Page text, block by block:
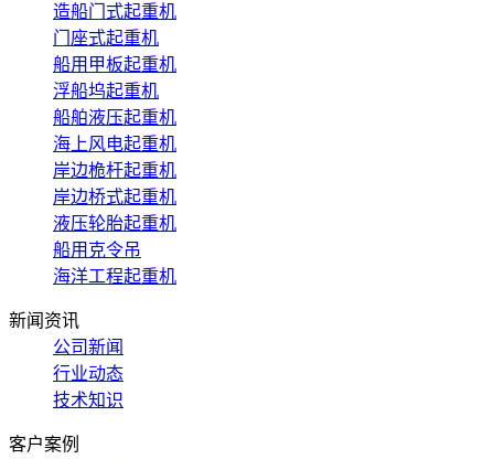
造船门式起重机
门座式起重机
船用甲板起重机
浮船坞起重机
船舶液压起重机
海上风电起重机
岸边桅杆起重机
岸边桥式起重机
液压轮胎起重机
船用克令吊
海洋工程起重机
新闻资讯
公司新闻
行业动态
技术知识
客户案例